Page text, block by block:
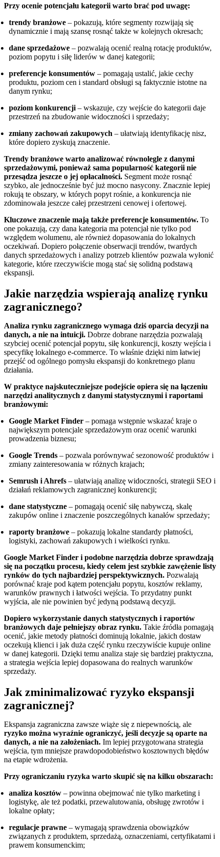
Przy ocenie potencjału kategorii warto brać pod uwagę:
trendy branżowe – pokazują, które segmenty rozwijają się
dynamicznie i mają szansę rosnąć także w kolejnych okresach;
dane sprzedażowe – pozwalają ocenić realną rotację produktów,
poziom popytu i siłę liderów w danej kategorii;
preferencje konsumentów – pomagają ustalić, jakie cechy
produktu, poziom cen i standard obsługi są faktycznie istotne na
danym rynku;
poziom konkurencji – wskazuje, czy wejście do kategorii daje
przestrzeń na zbudowanie widoczności i sprzedaży;
zmiany zachowań zakupowych – ułatwiają identyfikację nisz,
które dopiero zyskują znaczenie.
Trendy branżowe warto analizować równolegle z danymi
sprzedażowymi, ponieważ sama popularność kategorii nie
przesądza jeszcze o jej opłacalności. Segment może rosnąć
szybko, ale jednocześnie być już mocno nasycony. Znacznie lepiej
rokują te obszary, w których popyt rośnie, a konkurencja nie
zdominowała jeszcze całej przestrzeni cenowej i ofertowej.
Kluczowe znaczenie mają także preferencje konsumentów. To
one pokazują, czy dana kategoria ma potencjał nie tylko pod
względem wolumenu, ale również dopasowania do lokalnych
oczekiwań. Dopiero połączenie obserwacji trendów, twardych
danych sprzedażowych i analizy potrzeb klientów pozwala wyłonić
kategorie, które rzeczywiście mogą stać się solidną podstawą
ekspansji.
Jakie narzędzia wspierają analizę rynku
zagranicznego?
Analiza rynku zagranicznego wymaga dziś oparcia decyzji na
danych, a nie na intuicji. Dobrze dobrane narzędzia pozwalają
szybciej ocenić potencjał popytu, siłę konkurencji, koszty wejścia i
specyfikę lokalnego e-commerce. To właśnie dzięki nim łatwiej
przejść od ogólnego pomysłu ekspansji do konkretnego planu
działania.
W praktyce najskuteczniejsze podejście opiera się na łączeniu
narzędzi analitycznych z danymi statystycznymi i raportami
branżowymi:
Google Market Finder – pomaga wstępnie wskazać kraje o
największym potencjale sprzedażowym oraz ocenić warunki
prowadzenia biznesu;
Google Trends – pozwala porównywać sezonowość produktów i
zmiany zainteresowania w różnych krajach;
Semrush i Ahrefs – ułatwiają analizę widoczności, strategii SEO i
działań reklamowych zagranicznej konkurencji;
dane statystyczne – pomagają ocenić siłę nabywczą, skalę
zakupów online i znaczenie poszczególnych kanałów sprzedaży;
raporty branżowe – pokazują lokalne standardy płatności,
logistyki, zachowań zakupowych i wielkości rynku.
Google Market Finder i podobne narzędzia dobrze sprawdzają
się na początku procesu, kiedy celem jest szybkie zawężenie listy
rynków do tych najbardziej perspektywicznych. Pozwalają
porównać kraje pod kątem potencjału popytu, kosztów reklamy,
warunków prawnych i łatwości wejścia. To przydatny punkt
wyjścia, ale nie powinien być jedyną podstawą decyzji.
Dopiero wykorzystanie danych statystycznych i raportów
branżowych daje pełniejszy obraz rynku. Takie źródła pomagają
ocenić, jakie metody płatności dominują lokalnie, jakich dostaw
oczekują klienci i jak duża część rynku rzeczywiście kupuje online
w danej kategorii. Dzięki temu analiza staje się bardziej praktyczna,
a strategia wejścia lepiej dopasowana do realnych warunków
sprzedaży.
Jak zminimalizować ryzyko ekspansji
zagranicznej?
Ekspansja zagraniczna zawsze wiąże się z niepewnością, ale
ryzyko można wyraźnie ograniczyć, jeśli decyzje są oparte na
danych, a nie na założeniach. Im lepiej przygotowana strategia
wejścia, tym mniejsze prawdopodobieństwo kosztownych błędów
na etapie wdrożenia.
Przy ograniczaniu ryzyka warto skupić się na kilku obszarach:
analiza kosztów – powinna obejmować nie tylko marketing i
logistykę, ale też podatki, przewalutowania, obsługę zwrotów i
lokalne opłaty;
regulacje prawne – wymagają sprawdzenia obowiązków
związanych z produktem, sprzedażą, oznaczeniami, certyfikatami i
prawem konsumenckim;